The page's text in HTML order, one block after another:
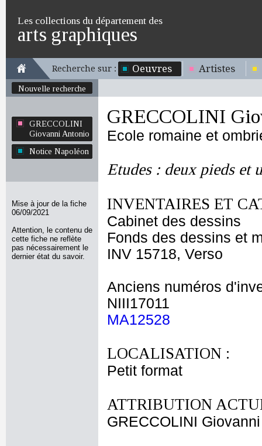
Les collections du département des
arts graphiques
Recherche sur : Oeuvres Artistes
Nouvelle recherche
GRECCOLINI
Giovanni Antonio
Notice Napoléon
Mise à jour de la fiche
06/09/2021
Attention, le contenu de
cette fiche ne reflète
pas nécessairement le
dernier état du savoir.
GRECCOLINI
Ecole romaine et
Etudes : deux pieds et
INVENTAIRES ET
Cabinet des dessins
Fonds des dessins et
INV 15718, Verso
Anciens numéros
NIII17011
MA12528
LOCALISATION :
Petit format
ATTRIBUTION
GRECCOLINI